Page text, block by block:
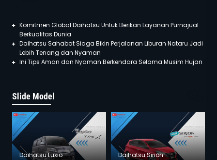
Komitmen Global Daihatsu Untuk Berikan Layanan Purnajual
Berkualitas Dunia
Daihatsu Sahabat Siaga Bikin Perjalanan Liburan Nataru Jadi
Lebih Tenang dan Nyaman
Ini Tips Aman dan Nyaman Berkendara Selama Musim Hujan
Slide Model
Daihatsu Luxio Daihatsu Sirion